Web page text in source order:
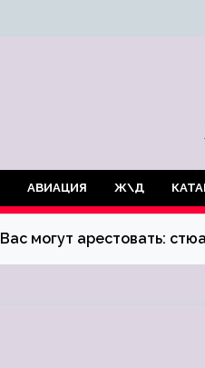
АВИАЦИЯ Ж\Д
Вас могут арестовать: